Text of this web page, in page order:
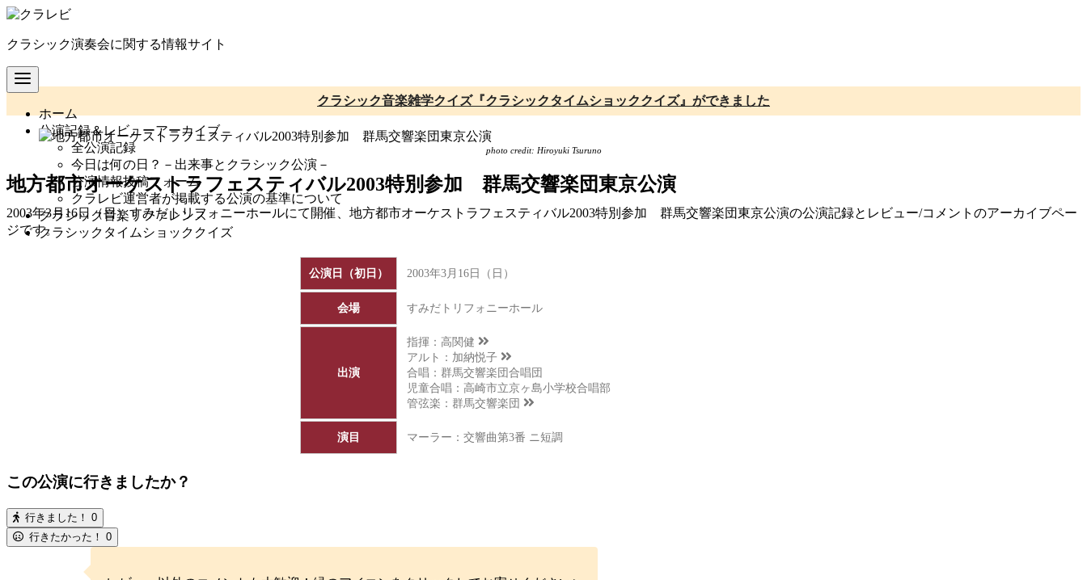
コ
テ
ン
ツ
移
クラシック演奏会に関する情報サイト
ホーム
公演記録＆レビューアーカイブ
全公演記録
今日は何の日？－出来事とクラシック公演－
公演情報投稿フォーム
クラレビ運営者が掲載する公演の基準について
クラシック音楽リファレンス
クラシックタイムショッククイズ
クラシック音楽雑学クイズ『クラシックタイムショッククイズ』ができました
photo credit: Hiroyuki Tsuruno
地方都市オーケストラフェスティバル2003特別参加 群馬交響楽団東京公演
2003年3月16日（日）すみだトリフォニーホールにて開催、地方都市オーケストラフェスティバル2003特別参加 群馬交響楽団東京公演の公演記録とレビュー/コメントのアーカイブペー
ジです。
公演日（初日） 2003年3月16日（日）
会場 すみだトリフォニーホール
出演
指揮： 高関健
アルト： 加納悦子
合唱：群馬交響楽団合唱団
児童合唱：高崎市立京ヶ島小学校合唱部
管弦楽： 群馬交響楽団
演目 マーラー：交響曲第3番 ニ短調
この公演に行きましたか？
行きました！ 0
行きたかった！ 0